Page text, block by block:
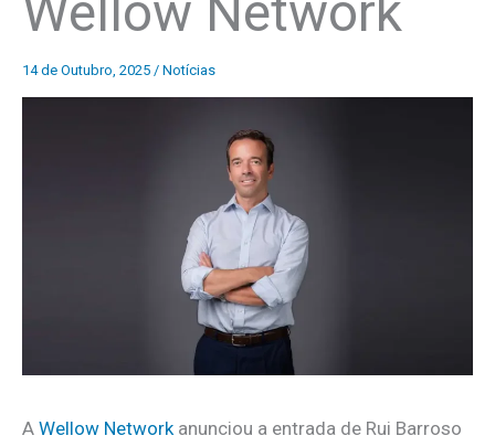
14 de Outubro, 2025 / Notícias
A Wellow Networkanunciou a entrada de Rui Barroso